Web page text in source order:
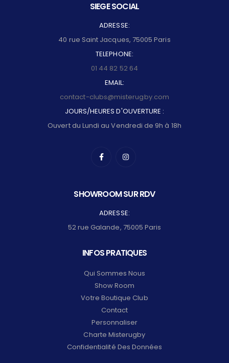
SIEGE SOCIAL
ADRESSE:
40 rue Saint Jacques, 75005 Paris
TELEPHONE:
01 44 82 52 64
EMAIL:
contact-clubs@misterugby.com
JOURS/HEURES D'OUVERTURE :
Ouvert du Lundi au Vendredi de 9h à 18h
SHOWROOM SUR RDV
ADRESSE:
52 rue Galande, 75005 Paris
INFOS PRATIQUES
Qui Sommes Nous
Show Room
Votre Boutique Club
Contact
Personnaliser
Charte Misterugby
Confidentialité Des Données